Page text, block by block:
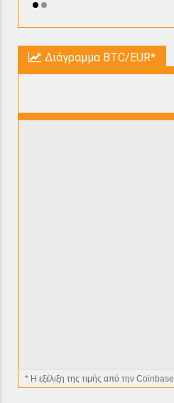
Διάγραμμα BTC/EUR*
* H εξέλιξη της τιμής από την Coinbase